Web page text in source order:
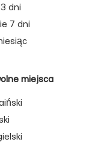
dni
7 dni
miejsca